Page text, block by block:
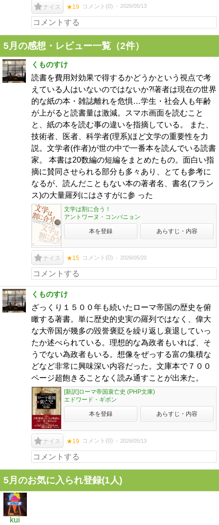
ナイス ★19 コメント(0) 2026/05/13
5月の感想・レビュー一覧（2件）
くものすけ
読書を費用対効果で得するかどうかという視点で考
えている人はいないのではないか⁈著者は現在の世界
的な紙の本・雑誌離れを危惧…学生・社会人も年齢
が上がると読書量は激減。スマホ画面を読むこと
と、紙の本を読む事の違いを指摘している。 また、
技術者、医者、科学者(理系)ほど文学の重要性を力
説。文学者(作者)が世の中で一番本を読んでいる読書
家。 本書は20数編の短編をまとめたもの。面白い指
摘に賛同させられる部分も多々あり、とても参考に
なるが、読んだこともない本の著者名、書名(フラン
ス)の大量羅列にはさすがに参 った
文学は割に合う！
アントワーヌ・コンパニョン
本を登録 あらすじ・内容
ナイス ★15 コメント(0) 2026/05/20
くものすけ
ざっくり１５００年も続いたローマ帝国の歴史を俯
瞰する著書。単に歴史的史実の羅列ではなく、偉大
な大帝国が幾多の毀誉褒貶を繰り返し衰退していっ
たか述べられている。理想的な為政者もいれば、そ
うでない為政者もいる。想像をぜっする富の集積な
どなど非常に興味深い内容だった。文庫本で７００
ページ超飽きることなく読み通すことが出来た。
[新訳]ローマ帝国衰亡史 (PHP文庫)
エドワード・ギボン
本を登録 あらすじ・内容
ナイス ★19 コメント(0) 2026/05/13
5月のお気に入られ登録(1人)
kui